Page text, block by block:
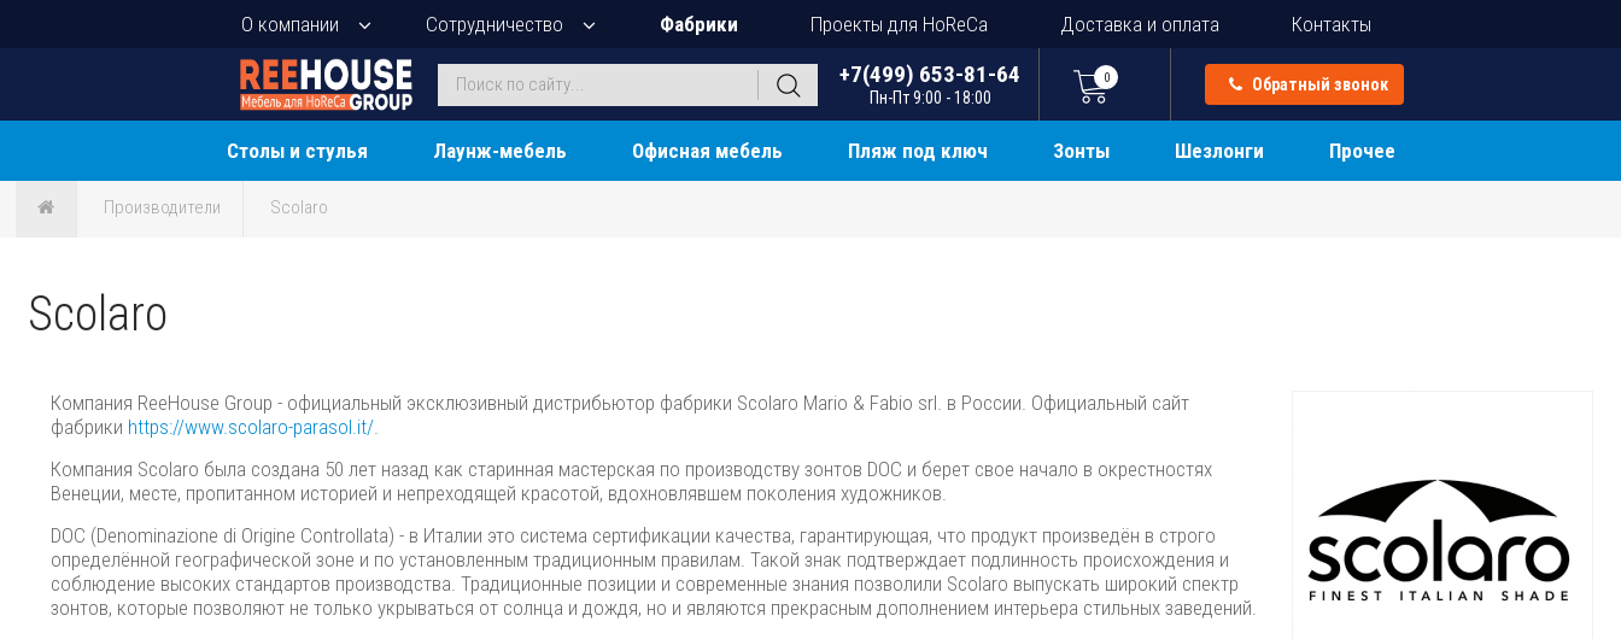
О компании Сотрудничество Фабрики Проекты для HoReCa Доставка и оплата Контакты
+7(499) 653-81-64
Пн-Пт 9:00 - 18:00
0 Обратный звонок
Столы и стулья Лаунж-мебель Офисная мебель Пляж под ключ Зонты Шезлонги Прочее
Производители Scolaro
Scolaro
Компания ReeHouse Group - официальный эксклюзивный дистрибьютор фабрики Scolaro Mario & Fabio srl. в России. Официальный сайт
фабрики https://www.scolaro-parasol.it/.
Компания Scolaro была создана 50 лет назад как старинная мастерская по производству зонтов DOC и берет свое начало в окрестностях
Венеции, месте, пропитанном историей и непреходящей красотой, вдохновлявшем поколения художников.
DOC (Denominazione di Origine Controllata) - в Италии это система сертификации качества, гарантирующая, что продукт произведён в строго
определённой географической зоне и по установленным традиционным правилам. Такой знак подтверждает подлинность происхождения и
соблюдение высоких стандартов производства. Традиционные позиции и современные знания позволили Scolaro выпускать широкий спектр
зонтов, которые позволяют не только укрываться от солнца и дождя, но и являются прекрасным дополнением интерьера стильных заведений.